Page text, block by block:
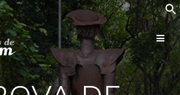
Skip
to
content